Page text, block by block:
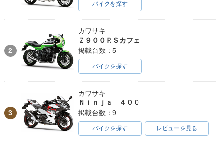
バイクを探す
2
カワサキ
Ｚ９００ＲＳカフェ
掲載台数：5
バイクを探す
3
カワサキ
Ｎｉｎｊａ ４００
掲載台数：9
バイクを探す レビューを見る